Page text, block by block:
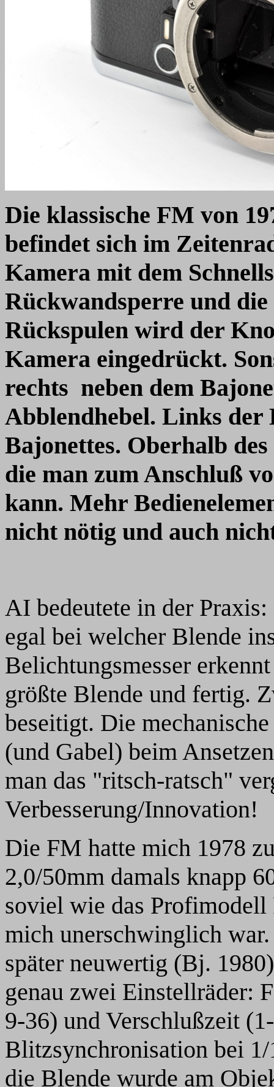
Die klassische FM von
befindet sich im
Kamera mit dem
Rückwandsperre und
Rückspulen wird der
Kamera eingedrückt.
rechts neben dem
Abblendhebel. Links der
Bajonettes. Oberhalb
die man zum Anschluß
kann. Mehr
nicht nötig und auch
AI bedeutete in der
egal bei welcher Blende
Belichtungsmesser
größte Blende und fertig.
beseitigt. Die
(und Gabel) beim
man das "ritsch-ratsch"
Verbesserung/Innovation!
Die FM hatte mich 1978
2,0/50mm damals knapp
soviel wie das
mich unerschwinglich
später neuwertig (Bj.
genau zwei
9-36) und Verschlußzeit
Blitzsynchronisation bei
die Blende wurde am